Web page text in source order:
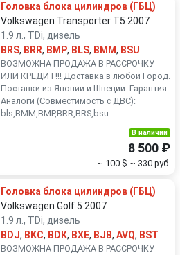
Головка блока цилиндров (ГБЦ)
Volkswagen Transporter T5 2007
1.9 л., TDi, дизель
BRS, BRR, BMP, BLS, BMM, BSU
ВОЗМОЖНА ПРОДАЖА В РАССРОЧКУ
ИЛИ КРЕДИТ!!! Доставка в любой Город.
Поставки из Японии и Швеции. Гарантия.
Аналоги (Совместимость с ДВС):
bls,BMM,BMP,BRR,BRS,bsu...
В наличии
8 500 ₽
~ 100 $ ~ 330 руб.
Головка блока цилиндров (ГБЦ)
Volkswagen Golf 5 2007
1.9 л., TDi, дизель
BDJ, BKC, BDK, BXE, BJB, AVQ, BST
ВОЗМОЖНА ПРОДАЖА В РАССРОЧКУ